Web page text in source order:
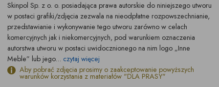
Skinpol Sp. z o. o. posiadająca prawa autorskie do niniejszego utworu
w postaci grafiki/zdjęcia zezwala na nieodpłatne rozpowszechnianie,
przedstawianie i wykonywanie tego utworu zarówno w celach
komercyjnych jak i niekomercyjnych, pod warunkiem oznaczenia
autorstwa utworu w postaci uwidocznionego na nim logo „Inne
Meble” lub jego... czytaj więcej
Aby pobrać zdjęcia prosimy o zaakceptowanie powyższych
warunków korzystania z materiałów "DLA PRASY"